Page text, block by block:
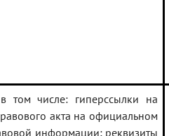
том числе: гиперссылки на
акта на официальном
информации; реквизиты